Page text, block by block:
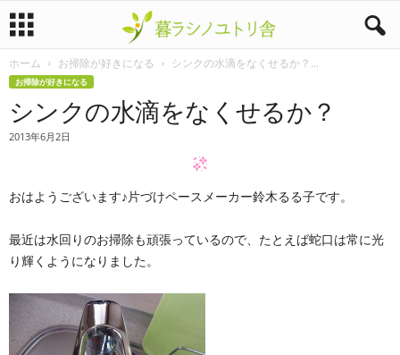
暮
ホーム お掃除が好きになる シンクの水滴をなくせるか？...
お掃除が好きになる
シンクの水滴をなくせるか？
2013年6月2日
おはようございます♪片づけペースメーカー鈴木るる子です。
最近は水回りのお掃除も頑張っているので、たとえば蛇口は常に光
り輝くようになりました。